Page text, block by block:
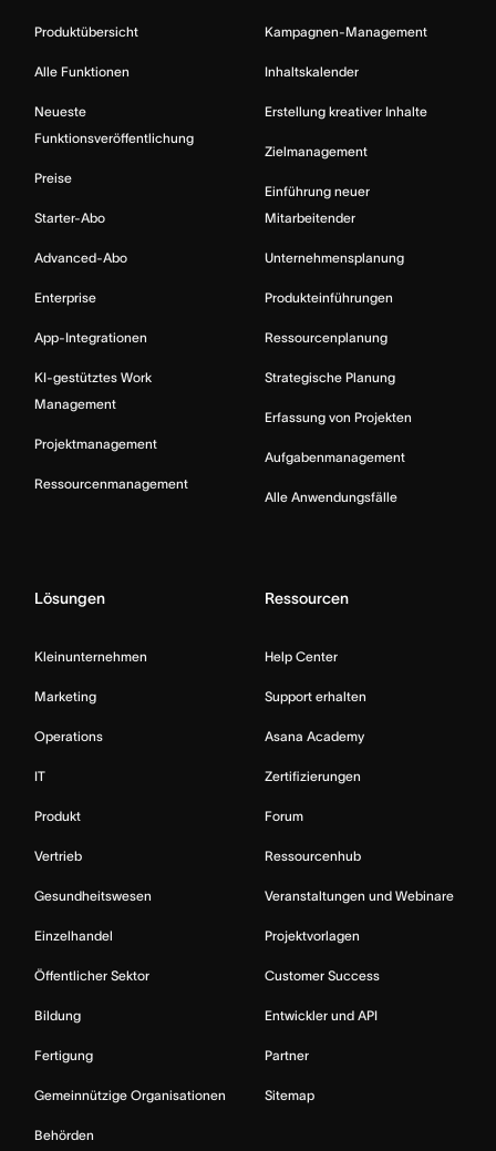
Produktübersicht
Alle Funktionen
Neueste
Funktionsveröffentlichung
Preise
Starter-Abo
Advanced-Abo
Enterprise
App-Integrationen
KI-gestütztes Work
Management
Projektmanagement
Ressourcenmanagement
Kampagnen-Management
Inhaltskalender
Erstellung kreativer Inhalte
Zielmanagement
Einführung neuer
Mitarbeitender
Unternehmensplanung
Produkteinführungen
Ressourcenplanung
Strategische Planung
Erfassung von Projekten
Aufgabenmanagement
Alle Anwendungsfälle
Lösungen
Kleinunternehmen
Marketing
Operations
IT
Produkt
Vertrieb
Gesundheitswesen
Einzelhandel
Öffentlicher Sektor
Bildung
Fertigung
Gemeinnützige Organisationen
Behörden
Ressourcen
Help Center
Support erhalten
Asana Academy
Zertifizierungen
Forum
Ressourcenhub
Veranstaltungen und Webinare
Projektvorlagen
Customer Success
Entwickler und API
Partner
Sitemap